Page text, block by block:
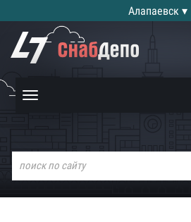
Алапаевск ▾
Toggle